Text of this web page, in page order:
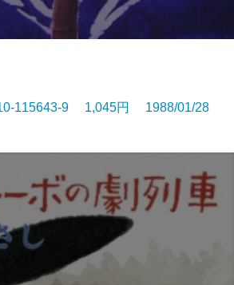
115643-9 1,045円 1988/01/28